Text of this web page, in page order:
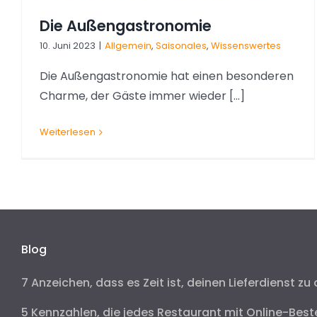
Die Außengastronomie
10. Juni 2023 | Allgemein, Saisonales, Wissenswertes
Die Außengastronomie hat einen besonderen
Charme, der Gäste immer wieder [...]
Weiterlesen
Blog
7 Anzeichen, dass es Zeit ist, deinen Lieferdienst
5 Kennzahlen, die jedes Restaurant mit Online-